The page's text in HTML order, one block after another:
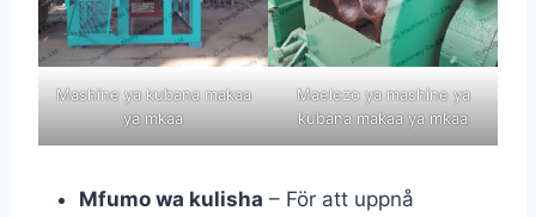
Mashine ya kubana makaa
ya mkaa
Maelezo ya mashine ya
kubana makaa ya mkaa
Mfumo wa kulisha – För att uppnå